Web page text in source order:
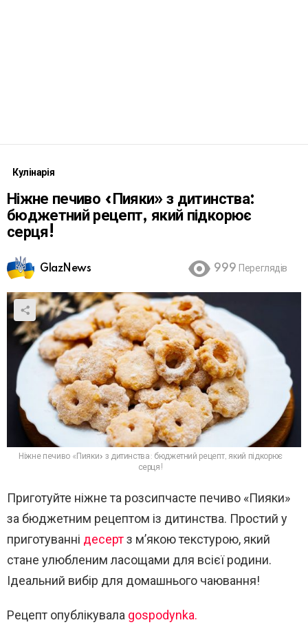
Кулінарія
Ніжне печиво «Пияки» з дитинства:
бюджетний рецепт, який підкорює
серця!
GlazNews 999 Переглядів
Ніжне печиво «Пияки» з дитинства: бюджетний рецепт, який підкорює
серця!
Приготуйте ніжне та розсипчасте печиво «Пияки»
за бюджетним рецептом із дитинства. Простий у
приготуванні десертз м’якою текстурою, який
стане улюбленим ласощами для всієї родини.
Ідеальний вибір для домашнього чаювання!
Рецепт опублікувала gospodynka.